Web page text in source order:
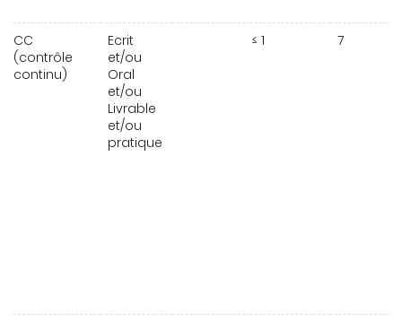
CC
(contrôle
continu)
Ecrit
et/ou
Oral
et/ou
Livrable
et/ou
pratique
≤ 1 7